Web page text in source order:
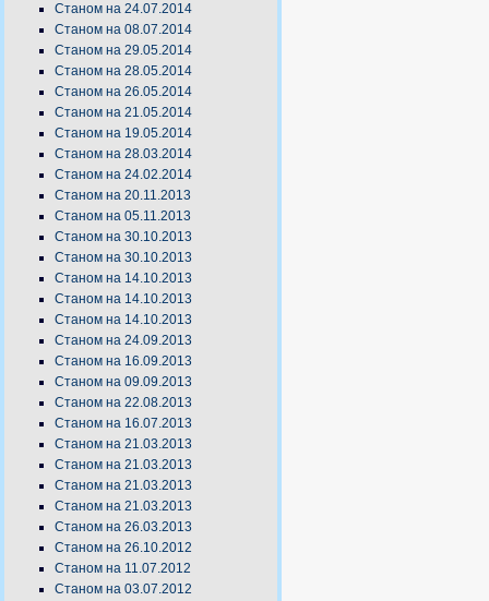
Станом на 24.07.2014
Станом на 08.07.2014
Станом на 29.05.2014
Станом на 28.05.2014
Станом на 26.05.2014
Станом на 21.05.2014
Станом на 19.05.2014
Станом на 28.03.2014
Станом на 24.02.2014
Станом на 20.11.2013
Станом на 05.11.2013
Станом на 30.10.2013
Станом на 30.10.2013
Станом на 14.10.2013
Станом на 14.10.2013
Станом на 14.10.2013
Станом на 24.09.2013
Станом на 16.09.2013
Станом на 09.09.2013
Станом на 22.08.2013
Станом на 16.07.2013
Станом на 21.03.2013
Станом на 21.03.2013
Станом на 21.03.2013
Станом на 21.03.2013
Станом на 26.03.2013
Станом на 26.10.2012
Станом на 11.07.2012
Станом на 03.07.2012